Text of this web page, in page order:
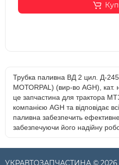
Трубка паливна ВД 2 цил. Д-
МОТОRPAL) (вир-во AGH),
це запчастина для трактора
компанією AGH та відповідає
паливна забезпечить
забезпечуючи його надійну
УКРАВТОЗАПЧАСТИНА © 2026